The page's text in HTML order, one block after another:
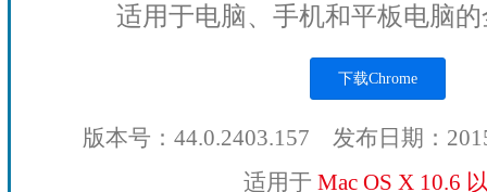
适用于电脑、手机和平板电脑
下载Chrome
版本号：44.0.2403.157 发布日期：
适用于 Mac OS X 10.6